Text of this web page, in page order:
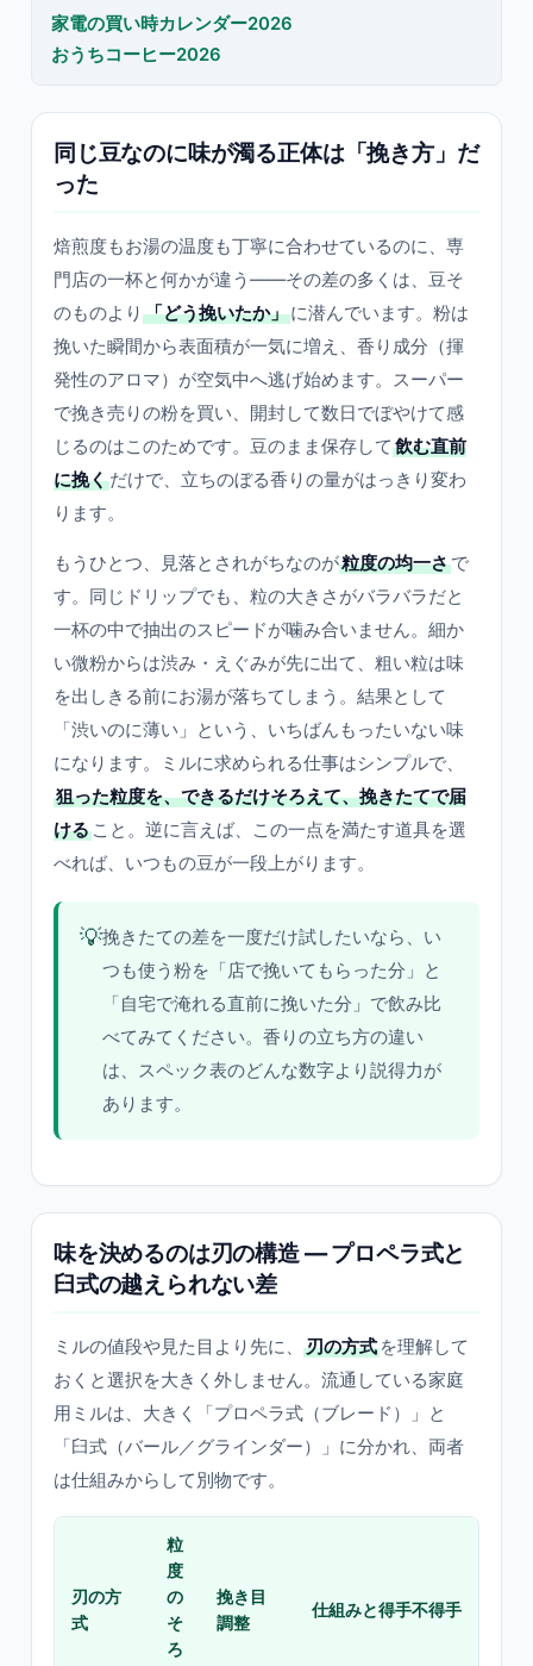
家電の買い時カレンダー2026
おうちコーヒー2026
同じ豆なのに味が濁る正体は「挽き方」だ
った
焙煎度もお湯の温度も丁寧に合わせているのに、専
門店の一杯と何かが違う——その差の多くは、豆そ
のものより 「どう挽いたか」に潜んでいます。粉は
挽いた瞬間から表面積が一気に増え、香り成分（揮
発性のアロマ）が空気中へ逃げ始めます。スーパー
で挽き売りの粉を買い、開封して数日でぼやけて感
じるのはこのためです。豆のまま保存して 飲む直前
に挽くだけで、立ちのぼる香りの量がはっきり変わ
ります。
もうひとつ、見落とされがちなのが粒度の均一さで
す。同じドリップでも、粒の大きさがバラバラだと
一杯の中で抽出のスピードが噛み合いません。細か
い微粉からは渋み・えぐみが先に出て、粗い粒は味
を出しきる前にお湯が落ちてしまう。結果として
「渋いのに薄い」という、いちばんもったいない味
になります。ミルに求められる仕事はシンプルで、
狙った粒度を、できるだけそろえて、挽きたてで届
ける こと。逆に言えば、この一点を満たす道具を選
べれば、いつもの豆が一段上がります。
💡挽きたての差を一度だけ試したいなら、い
つも使う粉を「店で挽いてもらった分」と
「自宅で淹れる直前に挽いた分」で飲み比
べてみてください。香りの立ち方の違い
は、スペック表のどんな数字より説得力が
あります。
味を決めるのは刃の構造 — プロペラ式と
臼式の越えられない差
ミルの値段や見た目より先に、 刃の方式 を理解して
おくと選択を大きく外しません。流通している家庭
用ミルは、大きく「プロペラ式（ブレード）」と
「臼式（バール／グラインダー）」に分かれ、両者
は仕組みからして別物です。
刃の方
式
粒
度
の
そ
ろ
挽き目
調整
仕組みと得手不得手